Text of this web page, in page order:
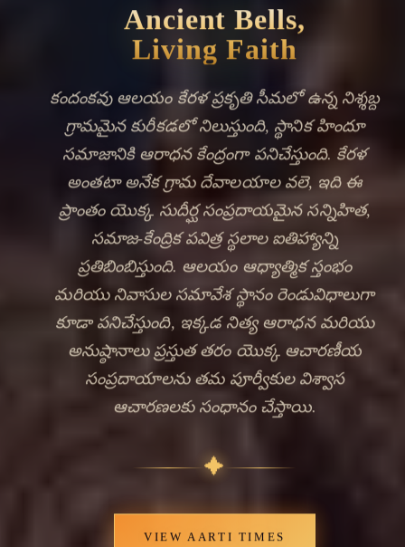
🔍
Ancient Bells,
Living Faith
కందంకవు ఆలయం కేరళ ప్రకృతి సీమలో ఉన్న నిశ్శబ్ద
గ్రామమైన కురీకడలో నిలుస్తుంది, స్థానిక హిందూ
సమాజానికి ఆరాధన కేంద్రంగా పనిచేస్తుంది. కేరళ
అంతటా అనేక గ్రామ దేవాలయాల వలె, ఇది ఈ
ప్రాంతం యొక్క సుదీర్ఘ సంప్రదాయమైన సన్నిహిత,
సమాజ-కేంద్రిక పవిత్ర స్థలాల ఐతిహ్యాన్ని
ప్రతిబింబిస్తుంది. ఆలయం ఆధ్యాత్మిక స్తంభం
మరియు నివాసుల సమావేశ స్థానం రెండువిధాలుగా
కూడా పనిచేస్తుంది, ఇక్కడ నిత్య ఆరాధన మరియు
అనుష్ఠానాలు ప్రస్తుత తరం యొక్క ఆచారణీయ
సంప్రదాయాలను తమ పూర్వీకుల విశ్వాస
ఆచారణలకు సంధానం చేస్తాయి.
✦
VIEW AARTI TIMES